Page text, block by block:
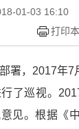
01-03 16:10
打印
署，2017年
了巡视。
见。根据《